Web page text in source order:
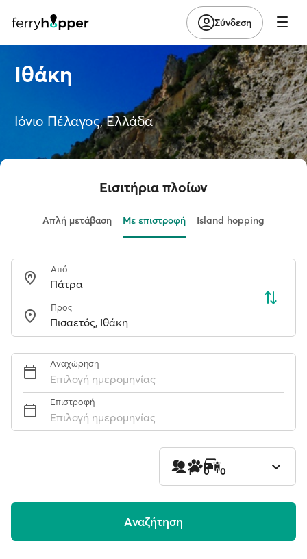
Σύνδεση
Ιθάκη
Ιόνιο Πέλαγος, Ελλάδα
Εισιτήρια πλοίων
Απλή μετάβαση Με επιστροφή Island hopping
Από
Προς
Αναχώρηση
Επιλογή ημερομηνίας
Επιστροφή
Επιλογή ημερομηνίας
1 0 0
Aναζήτηση